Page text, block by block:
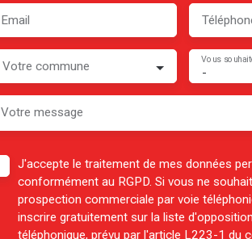
Email
Votre commune -
Vous
Votre message
J'accepte le traitement de mes données
conformément au RGPD. Si vous ne
prospection commerciale par voie
inscrire gratuitement sur la liste
téléphonique, prévu par l'article L223-1 du